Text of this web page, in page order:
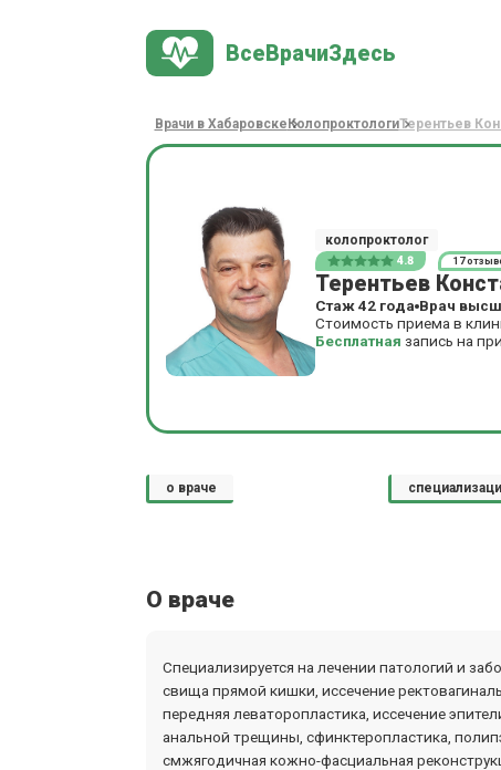
ВсеВрачиЗдесь
Врачи в Хабаровске КолопроктологиТерентьев
колопроктолог
4.8 17
Терентьев
Стаж 42 года Врач
Стоимость приема в
Бесплатная запись на
о враче
О враче
Специализируется на лечении патологий и
свища прямой кишки, иссечение
передняя леваторопластика, иссечение
анальной трещины, сфинктеропластика,
смжягодичная кожно-фасциальная